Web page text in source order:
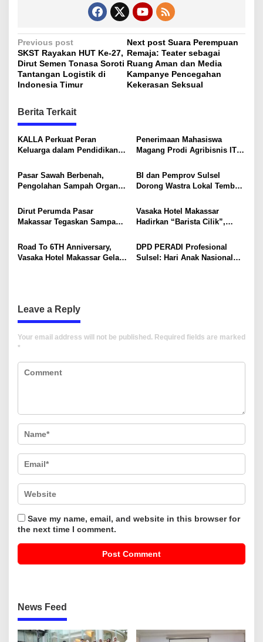
P
o
s
n
a
v
g
a
t
i
o
n
Previous post
SKST Rayakan HUT Ke-27,
Dirut Semen Tonasa Soroti
Tantangan Logistik di
Indonesia Timur
Next post Suara Perempuan
Remaja: Teater sebagai
Ruang Aman dan Media
Kampanye Pencegahan
Kekerasan Seksual
Berita Terkait
KALLA Perkuat Peran
Keluarga dalam Pendidikan
Explorers
Penerimaan Mahasiswa
Magang Prodi Agribisnis ITP
Perkuat Kompetensi Lewat
Program MBKM
Pasar Sawah Berbenah,
Pengolahan Sampah Organik
BI dan Pemprov Sulsel
Dorong Wastra Lokal Tembus
Mancanegara
Dirut Perumda Pasar
Makassar Tegaskan Sampah
Bukan Dibuang ke TPA
Vasaka Hotel Makassar
Hadirkan “Barista Cilik”,
Untuk Anak-Anak
Road To 6TH Anniversary,
Vasaka Hotel Makassar Gelar
DPD PERADI Profesional
Sulsel: Hari Anak Nasional
Leave a Reply
Your email address will not be published. Required fields are marked
*
Save my name, email, and website in this browser for
the next time I comment.
News Feed